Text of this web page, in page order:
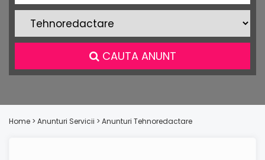
CAUTA ANUNT
Home > Anunturi Servicii > Anunturi Tehnoredactare